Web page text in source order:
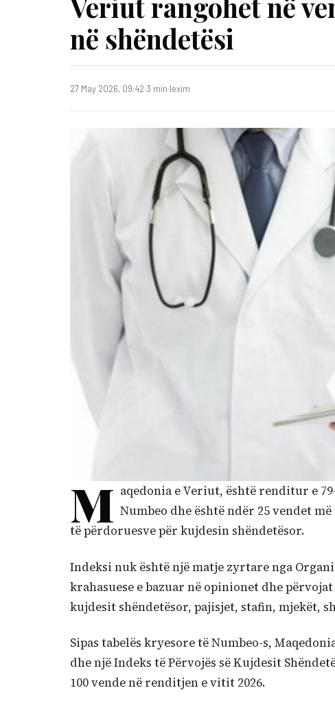
në shëndetësi
27 May 2026, 09:42·3 min lexim
M aqedonia e Veriut, është renditur e
Numbeo dhe është ndër 25 vendet
të përdoruesve për kujdesin shëndetësor.
Indeksi nuk është një matje zyrtare nga
krahasuese e bazuar në opinionet dhe
kujdesit shëndetësor, pajisjet, stafin, mjekët,
Sipas tabelës kryesore të Numbeo-s,
dhe një Indeks të Përvojës së Kujdesit
100 vende në renditjen e vitit 2026.